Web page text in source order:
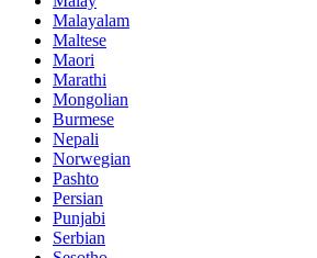
Malayalam
Maltese
Maori
Marathi
Mongolian
Burmese
Nepali
Norwegian
Pashto
Persian
Punjabi
Serbian